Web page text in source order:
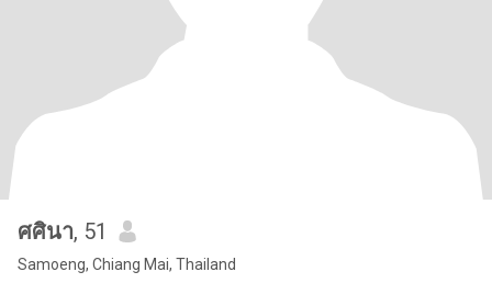
ศศินา, 51
Samoeng, Chiang Mai, Thailand